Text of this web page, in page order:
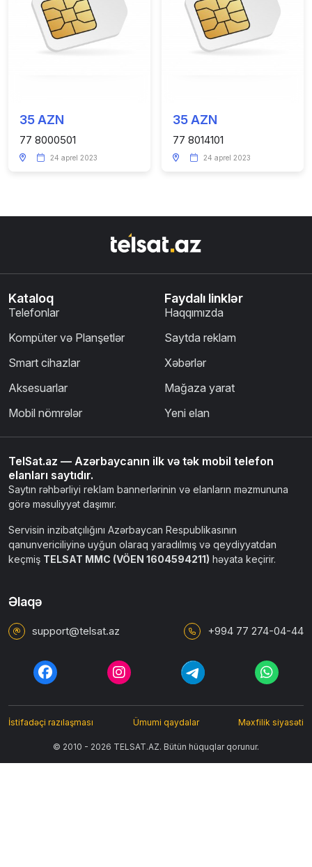
35 AZN
77 8000501
24 aprel 2023
35 AZN
77 8014101
24 aprel 2023
Kataloq
Telefonlar
Kompüter və Planşetlər
Smart cihazlar
Aksesuarlar
Mobil nömrələr
Faydalı linklər
Haqqımızda
Saytda reklam
Xəbərlər
Mağaza yarat
Yeni elan
TelSat.az — Azərbaycanın ilk və tək mobil telefon
elanları saytıdır.
Saytın rəhbərliyi reklam bannerlərinin və elanların məzmununa
görə məsuliyyət daşımır.
Servisin inzibatçılığını Azərbaycan Respublikasının
qanunvericiliyinə uyğun olaraq yaradılmış və qeydiyyatdan
keçmiş TELSAT MMC (VÖEN 1604594211) həyata keçirir.
Əlaqə
support@telsat.az +994 77 274-04-44
© 2010 - 2026 TELSAT.AZ. Bütün hüquqlar qorunur.
İstifadəçi razılaşması Ümumi qaydalar Məxfilik siyasəti